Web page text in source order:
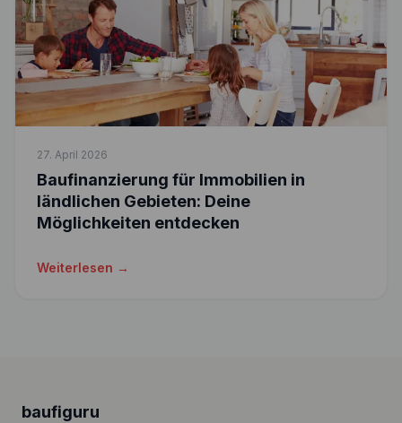
27. April 2026
Baufinanzierung für Immobilien in
ländlichen Gebieten: Deine
Möglichkeiten entdecken
Weiterlesen →
baufiguru